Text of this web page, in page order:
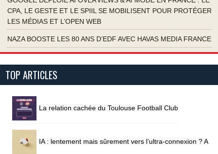
CPA, LE GESTE ET LE SPIIL SE MOBILISENT POUR PROTÉGER
LES MÉDIAS ET L’OPEN WEB
NAZA BOOSTE LES 80 ANS D’EDF AVEC HAVAS MEDIA FRANCE
TOP ARTICLES
La relation cachée du Toulouse Football Club
IA : lentement mais sûrement vers l’ultra-connexion ? A